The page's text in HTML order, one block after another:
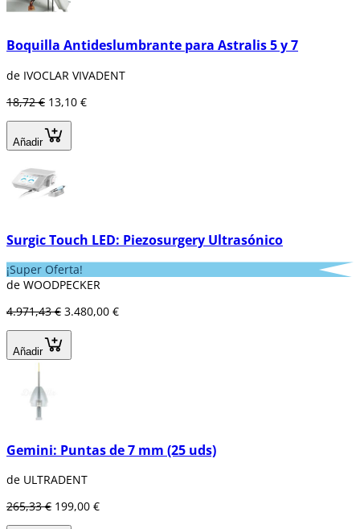
Boquilla Antideslumbrante para Astralis 5 y 7
de IVOCLAR VIVADENT
18,72 € 13,10 €
Añadir
Surgic Touch LED: Piezosurgery Ultrasónico
¡Super Oferta!
de WOODPECKER
4.971,43 € 3.480,00 €
Añadir
Gemini: Puntas de 7 mm (25 uds)
de ULTRADENT
265,33 € 199,00 €